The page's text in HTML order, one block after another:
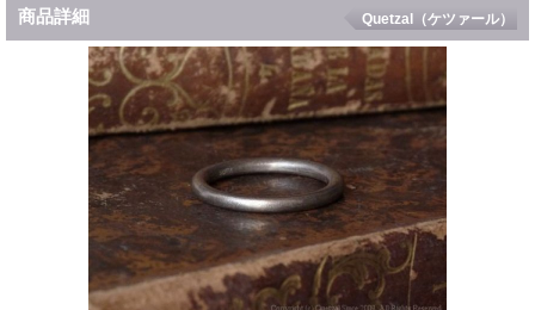
商品詳細 Quetzal（ケツァール）